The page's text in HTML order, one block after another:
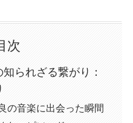
次
られざる繋がり：
の音楽に出会った瞬間